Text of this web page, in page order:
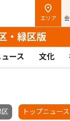
エリア
・緑区版
ース 文化
区 トップニュース